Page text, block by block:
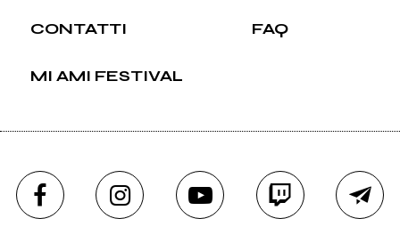
CONTATTI FAQ
MI AMI FESTIVAL